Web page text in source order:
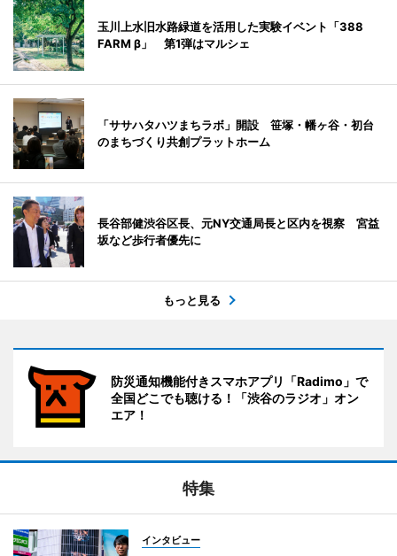
玉川上水旧水路緑道を活用した実験イベント「388
FARM β」 第1弾はマルシェ
「ササハタハツまちラボ」開設 笹塚・幡ヶ谷・初台
のまちづくり共創プラットホーム
長谷部健渋谷区長、元NY交通局長と区内を視察 宮益
坂など歩行者優先に
もっと見る
防災通知機能付きスマホアプリ「Radimo」で
全国どこでも聴ける！「渋谷のラジオ」オン
エア！
特集
インタビュー